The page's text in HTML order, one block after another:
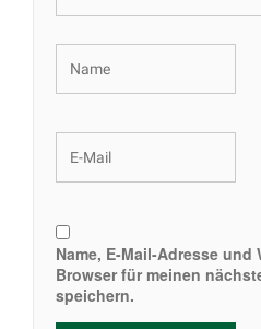
Name, E-Mail-Adresse und
Browser für meinen
speichern.